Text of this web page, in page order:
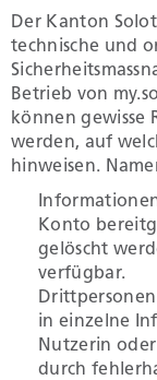
Der Kanton
technische und
Betrieb von
können gewisse
werden, auf
hinweisen.
Konto
gelöscht
verfügbar.
in einzelne
Nutzerin
durch